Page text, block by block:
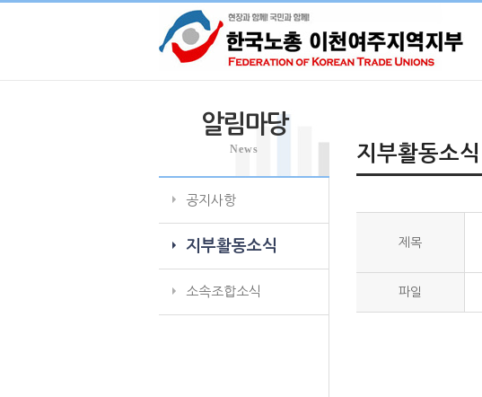
알림마당
News
공지사항
지부활동소식
소속조합소식
지부활동소식
제목
파일